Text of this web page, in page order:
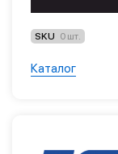
SKU 0 шт.
Каталог